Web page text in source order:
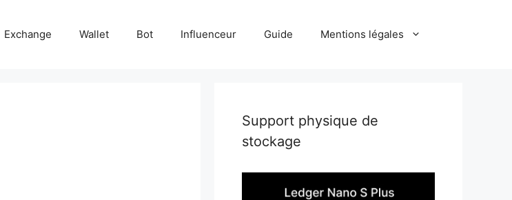
Exchange Wallet Bot Influenceur Guide Mentions légales
Support physique de
stockage